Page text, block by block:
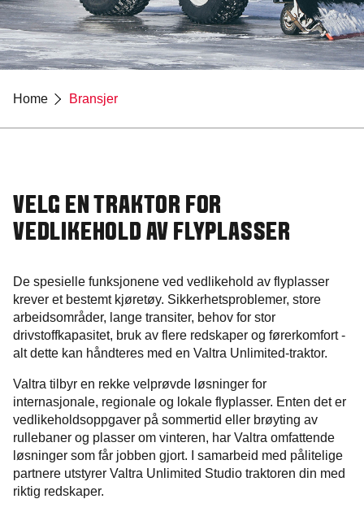
Home Bransjer
VELG EN TRAKTOR FOR
VEDLIKEHOLD AV FLYPLASSER
De spesielle funksjonene ved vedlikehold av flyplasser
krever et bestemt kjøretøy. Sikkerhetsproblemer, store
arbeidsområder, lange transiter, behov for stor
drivstoffkapasitet, bruk av flere redskaper og førerkomfort -
alt dette kan håndteres med en Valtra Unlimited-traktor.
Valtra tilbyr en rekke velprøvde løsninger for
internasjonale, regionale og lokale flyplasser. Enten det er
vedlikeholdsoppgaver på sommertid eller brøyting av
rullebaner og plasser om vinteren, har Valtra omfattende
løsninger som får jobben gjort. I samarbeid med pålitelige
partnere utstyrer Valtra Unlimited Studio traktoren din med
riktig redskaper.